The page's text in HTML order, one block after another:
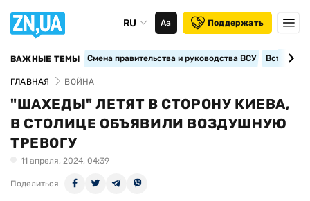
RU Аа Поддержать
ВАЖНЫЕ ТЕМЫ Смена правительства и руководства ВСУ
ГЛАВНАЯ ВОЙНА
"ШАХЕДЫ" ЛЕТЯТ В СТОРОНУ КИЕВА,
В СТОЛИЦЕ ОБЪЯВИЛИ ВОЗДУШНУЮ
ТРЕВОГУ
11 апреля, 2024, 04:39
Поделиться